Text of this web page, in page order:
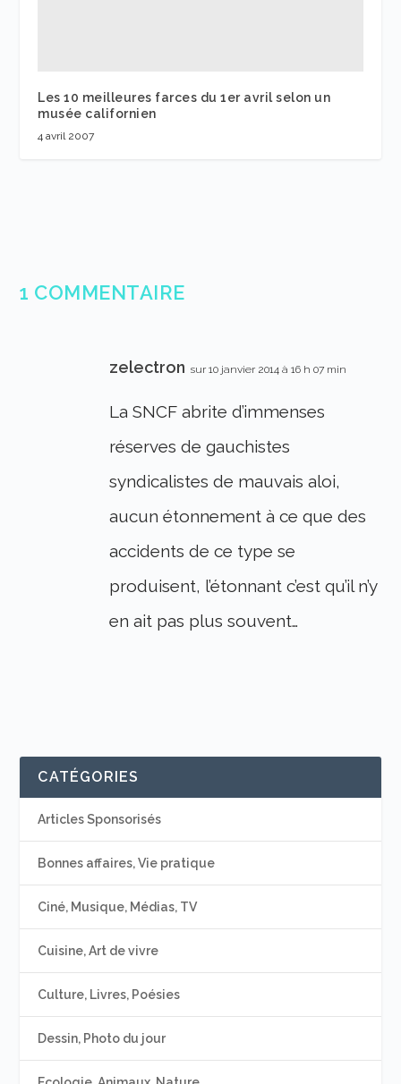
Les 10 meilleures farces du 1er avril selon un
musée californien
4 avril 2007
1 COMMENTAIRE
zelectron sur 10 janvier 2014 à 16 h 07 min
La SNCF abrite d’immenses
réserves de gauchistes
syndicalistes de mauvais aloi,
aucun étonnement à ce que des
accidents de ce type se
produisent, l’étonnant c’est qu’il n’y
en ait pas plus souvent…
CATÉGORIES
Articles Sponsorisés
Bonnes affaires, Vie pratique
Ciné, Musique, Médias, TV
Cuisine, Art de vivre
Culture, Livres, Poésies
Dessin, Photo du jour